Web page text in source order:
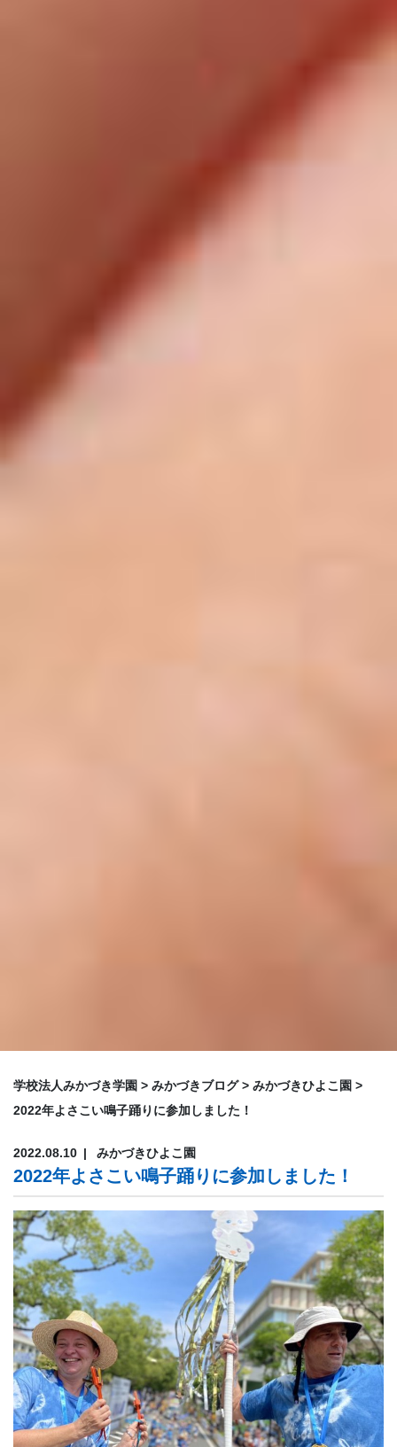
学校法人みかづき学園 > みかづきブログ> みかづきひよこ園 >
2022年よさこい鳴子踊りに参加しました！
2022.08.10 みかづきひよこ園
2022年よさこい鳴子踊りに参加しました！